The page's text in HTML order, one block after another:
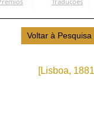
[Lisboa,